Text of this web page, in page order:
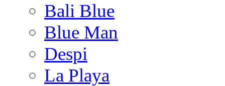
Bali Blue
Blue Man
Despi
La Playa